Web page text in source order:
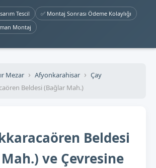
Tescil
✅ Montaj Sonrası Ödeme Kolaylığı
Montaj
Mezar Afyonkarahisar
Çay
Beldesi (Bağlar Mah.)
Beldesi
ve Çevresine